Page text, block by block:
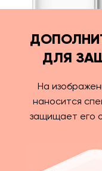
ДЛЯ
На
наносится
защищает его